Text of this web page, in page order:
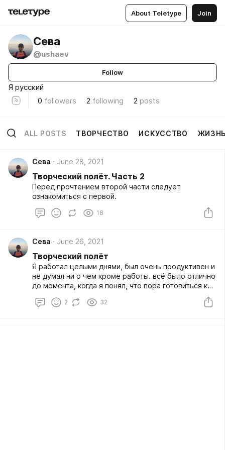
About Teletype Join
Сева
@ushaev
Follow
Я русский
0 followers 2 following 2 posts
ALL POSTS ТВОРЧЕСТВО ИСКУССТВО
Сева June 28, 2021
Творческий полёт. Часть 2
Перед прочтением второй части следует
ознакомиться с первой.
18
Сева June 26, 2021
Творческий полёт
Я работал целыми днями, был очень продуктивен и
не думал ни о чем кроме работы. всё было отлично
до момента, когда я понял, что пора готовиться к
экзаменам. Тогда я начал добавлять подготовку к
ОГЭ в расписание, которое я писал каждый вечер.
2 32